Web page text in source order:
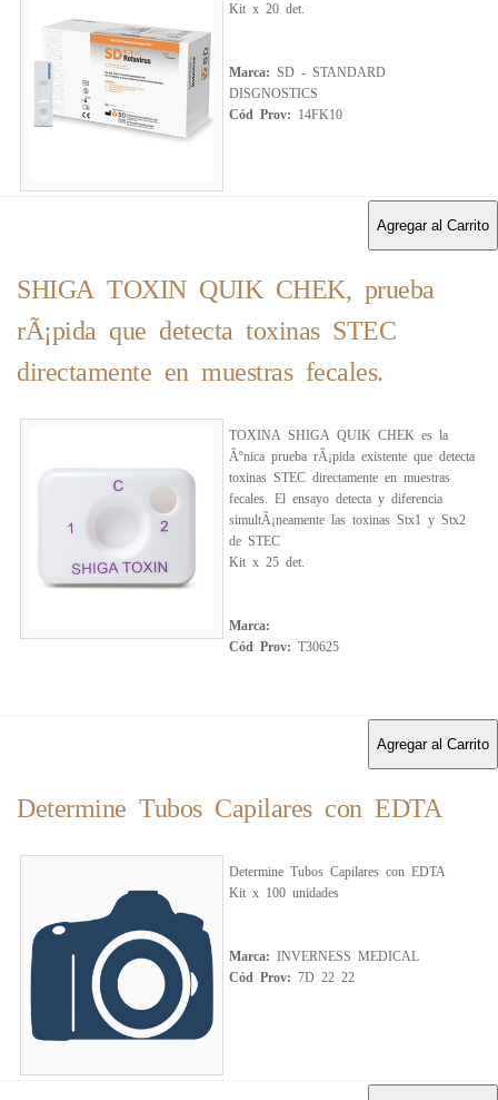
Kit x 20 det.
Marca: SD - STANDARD
DISGNOSTICS
Cód Prov: 14FK10
Agregar al Carrito
SHIGA TOXIN QUIK CHEK, prueba
rÃ¡pida que detecta toxinas STEC
directamente en muestras fecales.
TOXINA SHIGA QUIK CHEK es la
Ãºnica prueba rÃ¡pida existente que detecta
toxinas STEC directamente en muestras
fecales. El ensayo detecta y diferencia
simultÃ¡neamente las toxinas Stx1 y Stx2
de STEC
Kit x 25 det.
Marca:
Cód Prov: T30625
Agregar al Carrito
Determine Tubos Capilares con EDTA
Determine Tubos Capilares con EDTA
Kit x 100 unidades
Marca: INVERNESS MEDICAL
Cód Prov: 7D 22 22